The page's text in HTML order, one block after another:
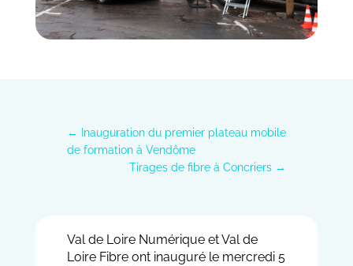
←
Inauguration du premier plateau mobile
de formation à Vendôme
Tirages de fibre à Concriers →
Val de Loire Numérique et Val de
Loire Fibre ont inauguré le mercredi 5